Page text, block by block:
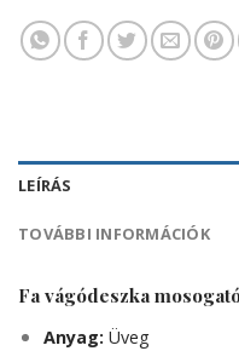
LEÍRÁS
TOVÁBBI INFORMÁCIÓK
Fa vágódeszka
Anyag: Üveg